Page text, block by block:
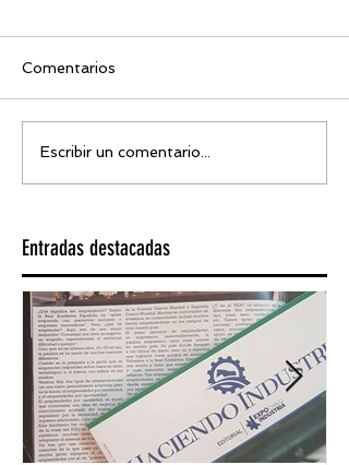
Comentarios
Escribir un comentario...
Entradas destacadas